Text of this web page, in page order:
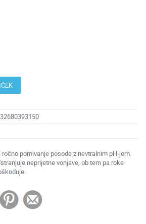
pomivanje posode z nevtralnim pH-jem.
neprijetne vonjave, ob tem pa roke